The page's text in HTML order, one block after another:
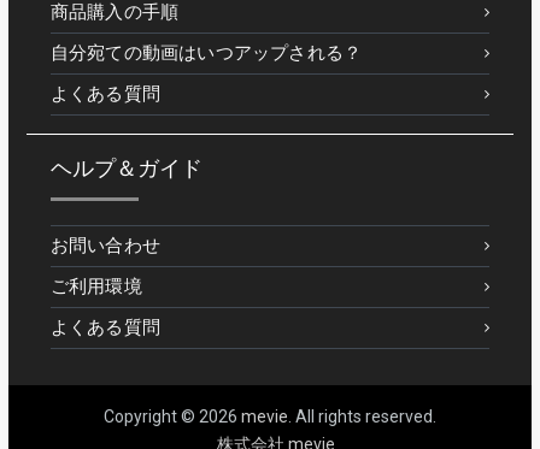
商品購入の手順
自分宛ての動画はいつアップされる？
よくある質問
ヘルプ＆ガイド
お問い合わせ
ご利用環境
よくある質問
Copyright © 2026 mevie. All rights reserved.
株式会社 mevie